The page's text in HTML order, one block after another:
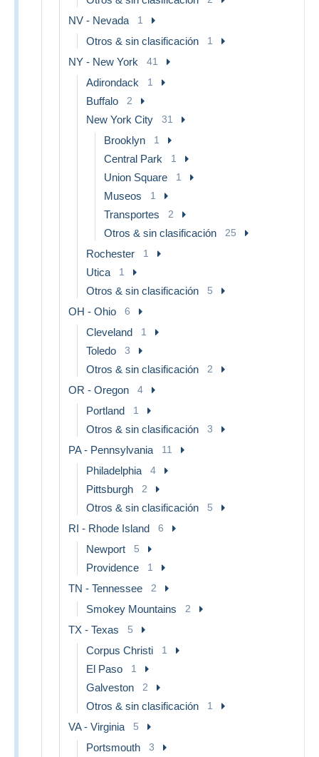
NV - Nevada 1
Otros & sin clasificación 1
NY - New York 41
Adirondack 1
Buffalo 2
New York City 31
Brooklyn 1
Central Park 1
Union Square 1
Museos 1
Transportes 2
Otros & sin clasificación 25
Rochester 1
Utica 1
Otros & sin clasificación 5
OH - Ohio 6
Cleveland 1
Toledo 3
Otros & sin clasificación 2
OR - Oregon 4
Portland 1
Otros & sin clasificación 3
PA - Pennsylvania 11
Philadelphia 4
Pittsburgh 2
Otros & sin clasificación 5
RI - Rhode Island 6
Newport 5
Providence 1
TN - Tennessee 2
Smokey Mountains 2
TX - Texas 5
Corpus Christi 1
El Paso 1
Galveston 2
Otros & sin clasificación 1
VA - Virginia 5
Portsmouth 3